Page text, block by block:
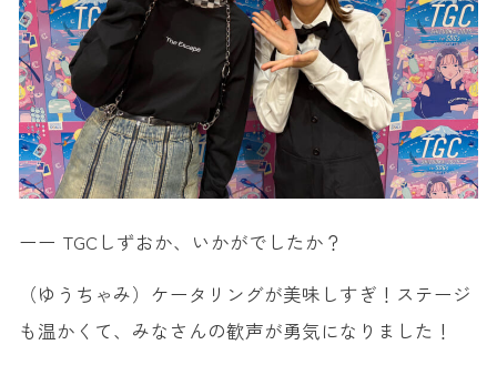
ーー TGCしずおか、いかがでしたか？
（ゆうちゃみ）ケータリングが美味しすぎ！ステージ
も温かくて、みなさんの歓声が勇気になりました！